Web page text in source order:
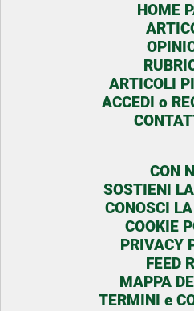
HOME
ARTICOLI
ACCEDI o
CON
SOSTIENI
CONOSCI
COOKIE
PRIVACY
FEED
MAPPA
TERMINI e